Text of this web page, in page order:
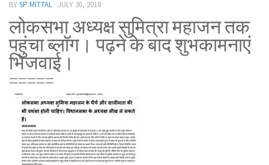
BYSP MITTAL · JULY 30, 2018
लोकसभा अध्यक्ष सुमित्रा महाजन तक
पहुंचा ब्लाॅग।पढ़ने के बाद शुभकामनाएं
भिजवाई।
=====